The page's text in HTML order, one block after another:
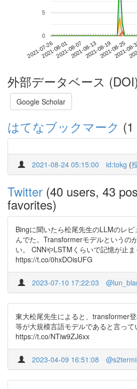
2021-07-262021-08-012021-08-072021-08-132021-08-192021-08-25
2021-
0
5
外部データベース
Google Scholar
はてなブックマーク
2021-08-24 05:15:00 id:tokg (
Twitter (40 users, 43
favorites)
Bingに聞いたら松尾先生のLLMのレ
んでた。Transformerモデルというの
い。 CNNやLSTMくらいで記憶が止ま
https://t.co/0hxDOisUFG
2023-07-10 17:22:03
東大松尾先生によると、transformer
等が大規模言語モデルであると言っ
https://t.co/NTiw9ZJ6xx
2023-04-09 16:51:08